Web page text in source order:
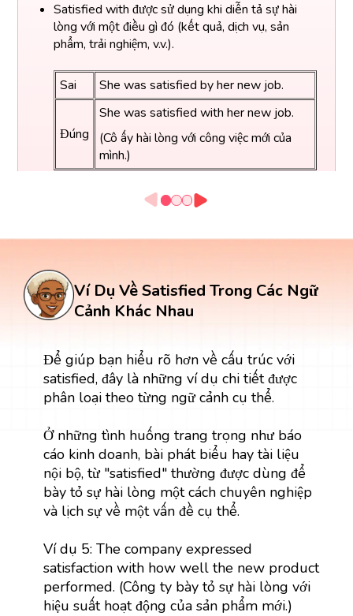
Satisfied with được sử dụng khi diễn tả sự hài
lòng với một điều gì đó (kết quả, dịch vụ, sản
phẩm, trải nghiệm, v.v.).
Sai She was satisfied by her new job.
Đúng
She was satisfied with her new job.
(Cô ấy hài lòng với công việc mới của
mình.)
Satisfied by thường được dùng trong câu bị động
The customers were satisfied by the
quick response.
nhanh chóng.)
Cách khắc phục:
Khi nói về sự hài lòng với một điều gì đó, luôn sử
dụng satisfied with.
Khi nói về sự hài lòng gây ra bởi một yếu tố nào
đó (câu bị động), sử dụng satisfied by.
Ví Dụ Về Satisfied Trong Các Ngữ
Cảnh Khác Nhau
Để giúp bạn hiểu rõ hơn về cấu trúc với
satisfied, đây là những ví dụ chi tiết được
phân loại theo từng ngữ cảnh cụ thể.
Ở những tình huống trang trọng như báo
cáo kinh doanh, bài phát biểu hay tài liệu
nội bộ, từ "satisfied" thường được dùng để
bày tỏ sự hài lòng một cách chuyên nghiệp
và lịch sự về một vấn đề cụ thể.
Ví dụ 5: The company expressed
satisfaction with how well the new product
performed. (Công ty bày tỏ sự hài lòng với
hiệu suất hoạt động của sản phẩm mới.)